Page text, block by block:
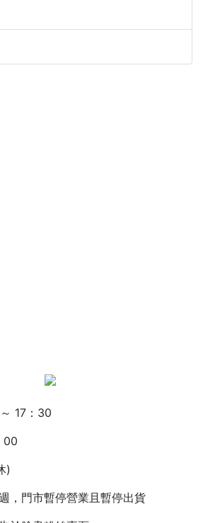
17：30
00
)
，門市暫停營業且暫停出貨